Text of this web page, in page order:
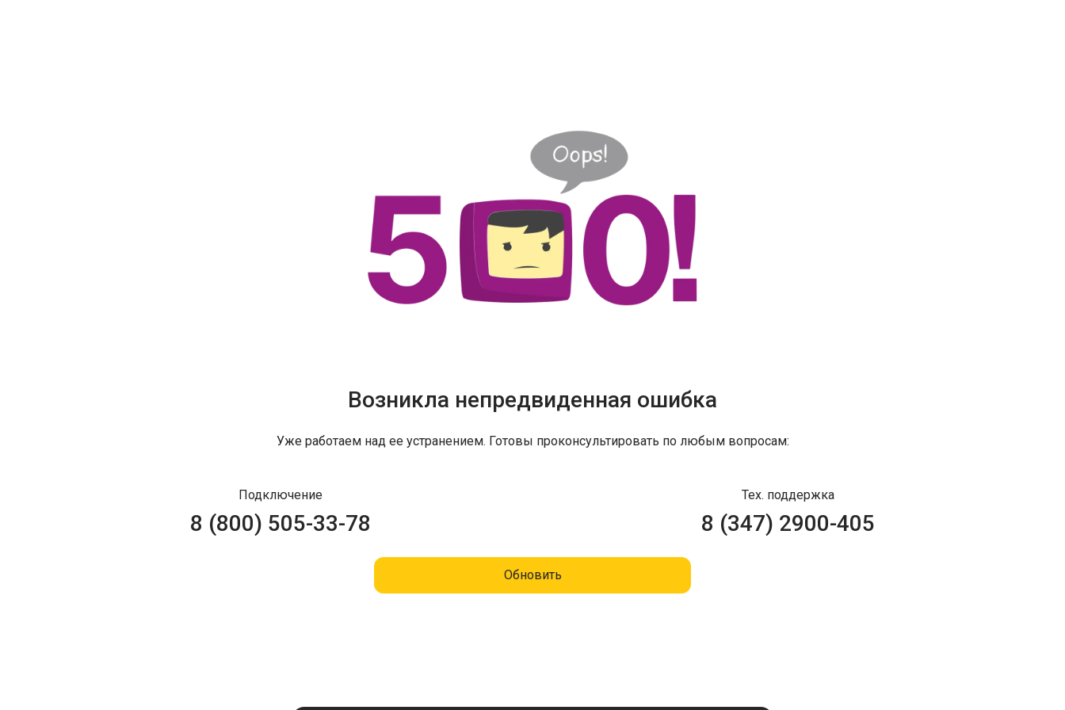
Возникла непредвиденная ошибка
Уже работаем над ее устранением. Готовы проконсультировать по любым вопросам:
Подключение
8 (800) 505-33-78
Тех. поддержка
8 (347) 2900-405
Обновить